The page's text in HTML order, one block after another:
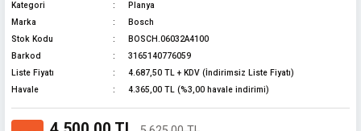
Kategori
Planya
Marka
Bosch
Stok Kodu
BOSCH.06032A4100
Barkod
3165140776059
Liste Fiyatı
4.687,50 TL + KDV (İndirimsiz Liste Fiyatı)
Havale
4.365,00 TL (%3,00 havale indirimi)